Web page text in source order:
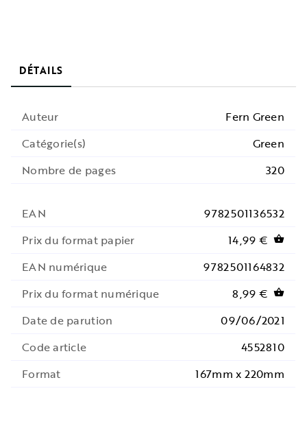
DÉTAILS
Auteur
Fern Green
Catégorie(s)
Green
Nombre de pages
320
EAN
9782501136532
Prix du format papier
14,99 € shopping_basket
EAN numérique
9782501164832
Prix du format numérique
8,99 € shopping_basket
Date de parution
09/06/2021
Code article
4552810
Format
167mm x 220mm